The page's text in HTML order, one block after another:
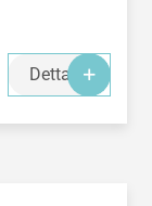
Dettagli